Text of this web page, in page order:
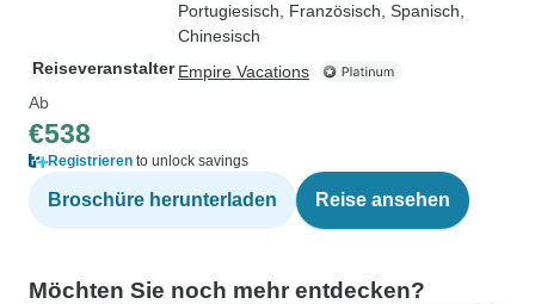
Portugiesisch, Französisch, Spanisch,
Chinesisch
Reiseveranstalter Empire Vacations
Ab
€538
Registrieren to unlock savings
Broschüre herunterladen Reise ansehen
Möchten Sie noch mehr entdecken?